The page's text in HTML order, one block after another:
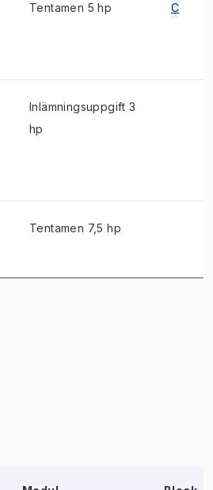
Tentamen 5 hp C
Inlämningsuppgift 3
hp
Tentamen 7,5 hp